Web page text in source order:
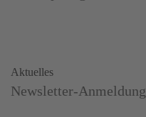
Aktuelles
Newsletter-Anmeldung